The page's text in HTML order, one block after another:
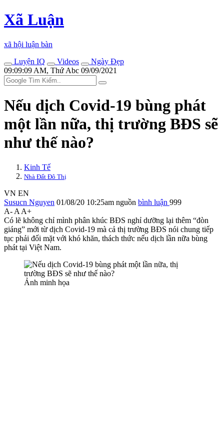
Xã Luận
xã hội luận bàn
Luyện IQ
Videos
Ngày Đẹp
09:09:09 AM, Thứ Abc 09/09/2021
Nếu dịch Covid-19 bùng phát
một lần nữa, thị trường BĐS sẽ
như thế nào?
Kinh Tế
Nhà Đất Đô Thị
VN EN
Susucn Nguyen 01/08/20 10:25am nguồn bình luận 999
A- A A+
Có lẽ không chỉ mình phân khúc BĐS nghỉ dưỡng lại thêm “đòn
giáng” mới từ dịch Covid-19 mà cả thị trường BĐS nói chung tiếp
tục phải đối mặt với khó khăn, thách thức nếu dịch lần nữa bùng
phát tại Việt Nam.
Ảnh minh họa